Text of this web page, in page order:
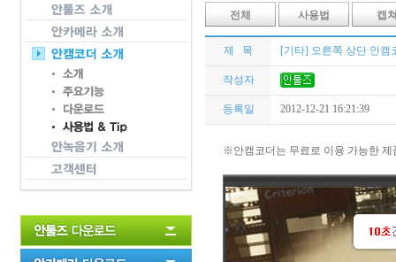
전체 사용법 캡
제 목 [기타] 오른쪽 상단 안캠
작성자
등록일 2012-12-21 16:21:39
※안캠코더는 무료로 이용 가능한